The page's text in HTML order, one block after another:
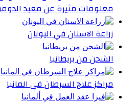
معلومات مثيرة عن معبد الدومو
زراعة الاسنان في اليونان
الشحن من بريطانيا
مراكز علاج السرطان في المانيا